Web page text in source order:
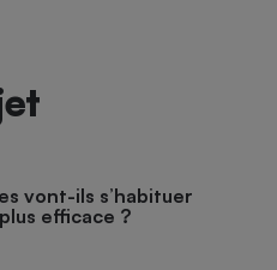
vont-ils s’habituer
efficace ?